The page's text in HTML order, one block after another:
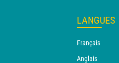
LANGUES
Français
Anglais